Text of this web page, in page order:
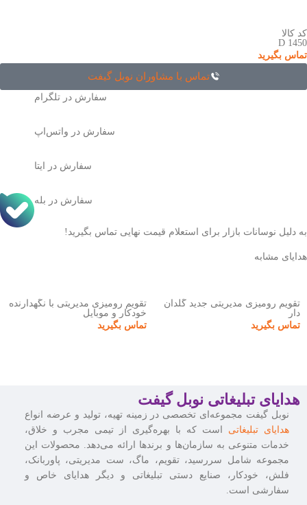
کد کالا
D 1450
تماس بگیرید
تماس با مشاوران نوبل گیفت
سفارش در تلگرام
سفارش در واتس‌اپ
سفارش در ایتا
سفارش در بله
به دلیل نوسانات بازار برای استعلام قیمت نهایی تماس بگیرید!
هدایای مشابه
تقویم رومیزی مدیریتی جدید گلدان
دار
تماس بگیرید
تقویم رومیزی مدیریتی با نگهدارنده
خودکار و موبایل
تماس بگیرید
هدایای تبلیغاتی نوبل گیفت
نوبل گیفت مجموعه‌ای تخصصی در زمینه تهیه، تولید و عرضه انواع
هدایای تبلیغاتی است که با بهره‌گیری از تیمی مجرب و خلاق،
خدمات متنوعی به سازمان‌ها و برندها ارائه می‌دهد. محصولات این
مجموعه شامل سررسید، تقویم، ماگ، ست مدیریتی، پاوربانک،
فلش، خودکار، صنایع دستی تبلیغاتی و دیگر هدایای خاص و
سفارشی است.